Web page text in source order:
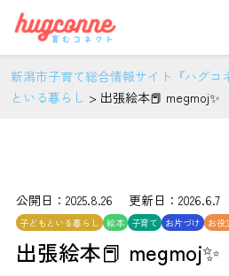
新潟市子育て総合情報サイト『ハグコ
といる暮らし > 出張絵本📕 megmoj✨
公開日：2025.8.26 更新日：2026.6.7
子どもといる暮らし 絵本 子育て お片づけ お役
出張絵本📕 megmoj✨